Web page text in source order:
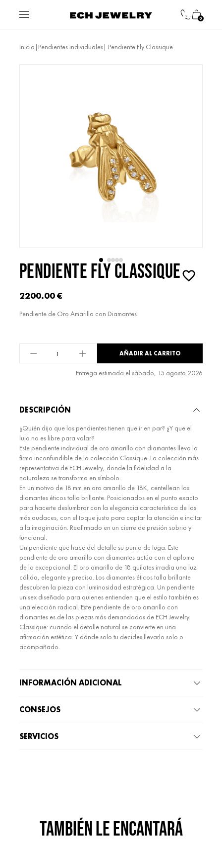
0
Inicio | Pendientes individuales| Pendiente Fly Classique
PENDIENTE FLY CLASSIQUE
2200.00€
Pendiente de Oro Amarillo con Diamantes
Pendiente
Fly
AÑADIR AL CARRITO
Entrega estimada el sábado, 15 agosto 2026
DESCRIPCIÓN
¿Quién dijo que los pendientes tienen que ir en par? ¿Y que el
lujo no es libre para volar?
Este pendiente individual de oro amarillo con diamantes lleva la
firma inconfundible de la colección Classique. La colección más
representativa de ECH Jewelry, donde la fidelidad a la
naturaleza se transforma en símbolo.
En un motivo de 18 mm en oro amarillo de 18K, centellean los
diamantes éticos talla brillante. Posicionados en el punto exacto
para hacerte deslumbrar con la elegancia característica de los
más audaces, con el toque justo para captar la atención e incitar
a la imaginación. Reafirmado en un cierre de presión sobrio y
funcional.
Un pendiente que hace del detalle su punto de fuga. Este
pendiente de oro amarillo con diamantes actúa con el aplomo
de lo excepcional. El oro amarillo de 18 quilates irradia una luz
cálida, elegante y precisa. Los diamantes éticos talla brillante
descubren la pieza con luminosidad estratégica. Un pendiente
unisex diseñado para quienes entienden que el estilo también es
una elección radical. Este pendiente de oro amarillo con
diamantes es de las piezas más demandadas de ECH Jewelry.
Classique: cuando el detalle natural se convierte en una
afirmación estética. Y dónde solo tu decides llevarlo solo o
acompañado.
INFORMACIÓN ADICIONAL
CONSEJOS
SERVICIOS
También le encantará